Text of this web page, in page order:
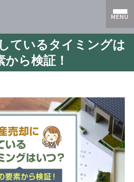
MENU
ているタイミングは
ら検証！